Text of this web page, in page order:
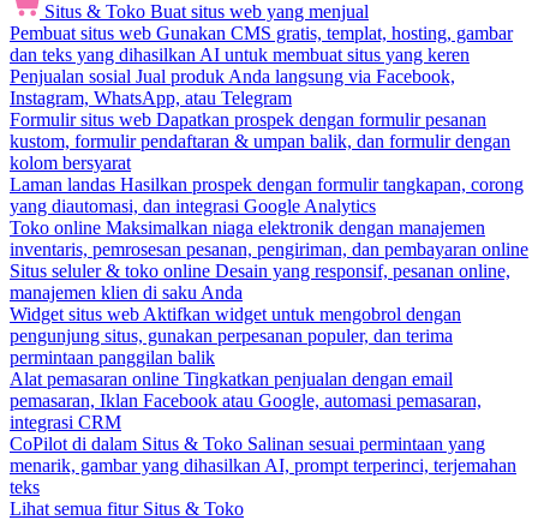
Situs & Toko Buat situs web yang menjual
Pembuat situs web Gunakan CMS gratis, templat, hosting, gambar
dan teks yang dihasilkan AI untuk membuat situs yang keren
Penjualan sosial Jual produk Anda langsung via Facebook,
Instagram, WhatsApp, atau Telegram
Formulir situs web Dapatkan prospek dengan formulir pesanan
kustom, formulir pendaftaran & umpan balik, dan formulir dengan
kolom bersyarat
Laman landas Hasilkan prospek dengan formulir tangkapan, corong
yang diautomasi, dan integrasi Google Analytics
Toko online Maksimalkan niaga elektronik dengan manajemen
inventaris, pemrosesan pesanan, pengiriman, dan pembayaran online
Situs seluler & toko online Desain yang responsif, pesanan online,
manajemen klien di saku Anda
Widget situs web Aktifkan widget untuk mengobrol dengan
pengunjung situs, gunakan perpesanan populer, dan terima
permintaan panggilan balik
Alat pemasaran online Tingkatkan penjualan dengan email
pemasaran, Iklan Facebook atau Google, automasi pemasaran,
integrasi CRM
CoPilot di dalam Situs & Toko Salinan sesuai permintaan yang
menarik, gambar yang dihasilkan AI, prompt terperinci, terjemahan
teks
Lihat semua fitur Situs & Toko